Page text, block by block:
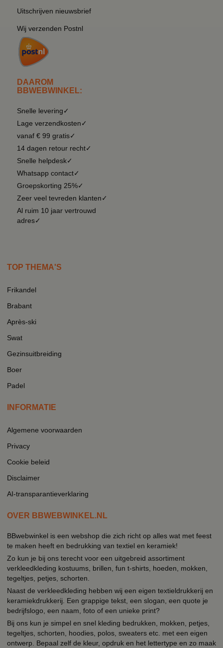
Uitschrijven nieuwsbrief
Wij verzenden Postnl
DAAROM
BBWEBWINKEL:
Snelle levering✓
Lage verzendkosten✓
vanaf € 99 gratis✓
14 dagen retour recht✓
Snelle helpdesk✓
Whatsapp contact✓
Groepskorting 25%✓
Zeer veel tevreden klanten✓
Al ruim 10 jaar vertrouwd
adres✓
TOP THEMA'S
Frikandel
Brabant
Après-ski
Swat
Gezinsuitbreiding
Boer
Padel
INFORMATIE
Algemene voorwaarden
Privacy
Cookie beleid
Disclaimer
AI-transparantieverklaring
OVER BBWEBWINKEL.NL
BBwebwinkel is een webshop die zich richt op alles wat met feest
te maken heeft en bedrukking van textiel en keramiek!
Zo kun je bij ons terecht voor een uitgebreid assortiment
verkleedkleding kostuums, brillen, fun t-shirts, hoeden, mokken,
tegeltjes, petjes, schorten.
Naast de verkleedkleding hebben wij een eigen textieldrukkerij en
keramiekdrukkerij. Een grappige tekst, een slogan, een quote je
bedrijfslogo, een naam, foto of een unieke print?
Bij ons kun je simpel en snel kleding bedrukken, mokken, petjes,
tegeltjes, schorten, hoodies, polos, sweaters etc. met een eigen
ontwerp. Bepaal zelf de kleur, opdruk en het lettertype en zo maak